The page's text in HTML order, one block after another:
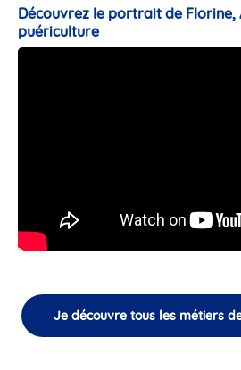
Découvrez le portrait de Florine,
puériculture
Je découvre tous les métiers